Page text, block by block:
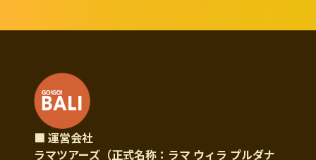
■ 運営会社
ラマツアーズ（正式名称：ラマ ウィラ プルダナ